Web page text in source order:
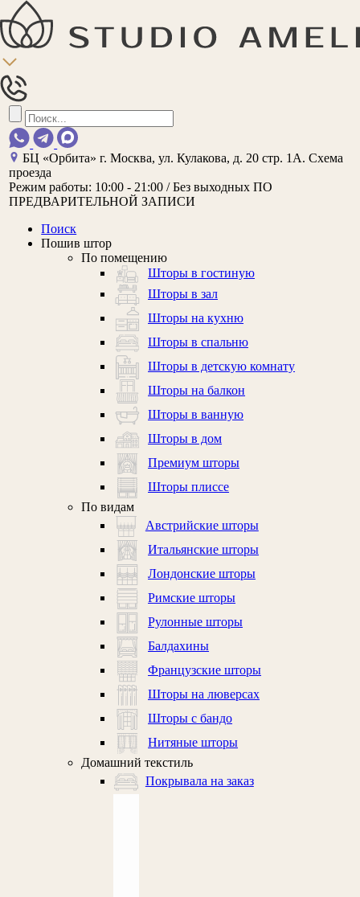
БЦ «Орбита»г. Москва, ул. Кулакова, д. 20 стр. 1А. Схема
проезда
Режим работы: 10:00 - 21:00 / Без выходных ПО
ПРЕДВАРИТЕЛЬНОЙ ЗАПИСИ
Поиск
Пошив штор
По помещению
Шторы в гостиную
Шторы в зал
Шторы на кухню
Шторы в спальню
Шторы в детскую комнату
Шторы на балкон
Шторы в ванную
Шторы в дом
Премиум шторы
Шторы плиссе
По видам
Австрийские шторы
Итальянские шторы
Лондонские шторы
Римские шторы
Рулонные шторы
Балдахины
Французские шторы
Шторы на люверсах
Шторы с бандо
Нитяные шторы
Домашний текстиль
Покрывала на заказ